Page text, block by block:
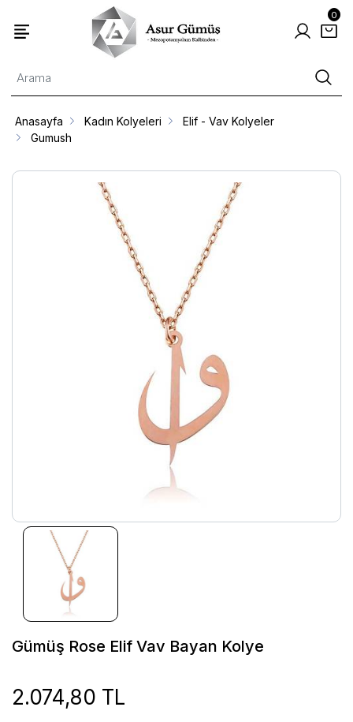
0
Anasayfa Kadın Kolyeleri
Elif - Vav Kolyeler
Gumush
Gümüş Rose Elif Vav Bayan Kolye
2.074,80 TL